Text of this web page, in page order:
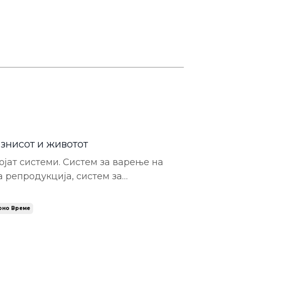
и животот
системи. Систем за варење на
репродукција, систем за
така секој автомобил е составен
за контрола на управување,
Време